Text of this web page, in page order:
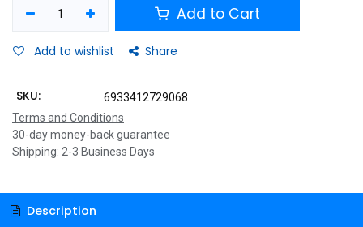
Add to Cart
Add to wishlist Share
SKU:
6933412729068
Terms and Conditions
30-day money-back guarantee
Shipping: 2-3 Business Days
Description